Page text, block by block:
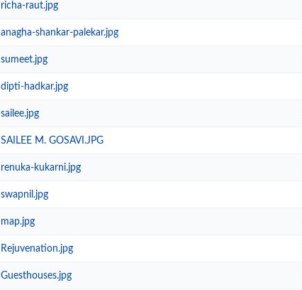
richa-raut.jpg
anagha-shankar-palekar.jpg
sumeet.jpg
dipti-hadkar.jpg
sailee.jpg
SAILEE M. GOSAVI.JPG
renuka-kukarni.jpg
swapnil.jpg
map.jpg
Rejuvenation.jpg
Guesthouses.jpg